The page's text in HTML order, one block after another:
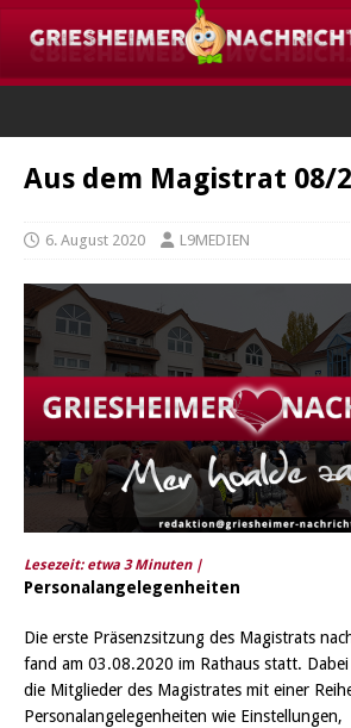
Aus dem Magistrat 08/
6. August 2020 L9MEDIEN
Lesezeit: etwa 3 Minuten |
Personalangelegenheiten
Die erste Präsenzsitzung des Magistrats
fand am 03.08.2020 im Rathaus statt.
die Mitglieder des Magistrates mit einer
Personalangelegenheiten wie Einstellungen,